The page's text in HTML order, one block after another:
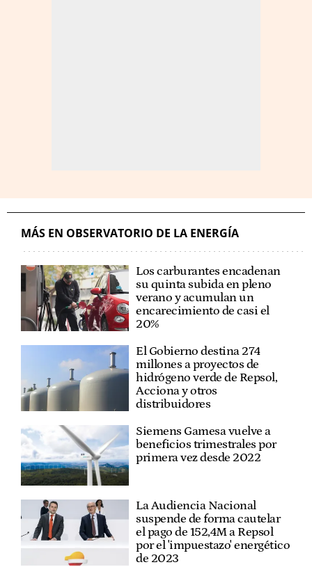
MÁS EN OBSERVATORIO DE LA ENERGÍA
Los carburantes encadenan
su quinta subida en pleno
verano y acumulan un
encarecimiento de casi el
20%
El Gobierno destina 274
millones a proyectos de
hidrógeno verde de Repsol,
Acciona y otros
distribuidores
Siemens Gamesa vuelve a
beneficios trimestrales por
primera vez desde 2022
La Audiencia Nacional
suspende de forma cautelar
el pago de 152,4M a Repsol
por el 'impuestazo' energético
de 2023